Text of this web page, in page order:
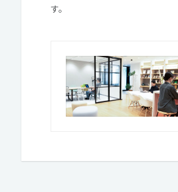
す。